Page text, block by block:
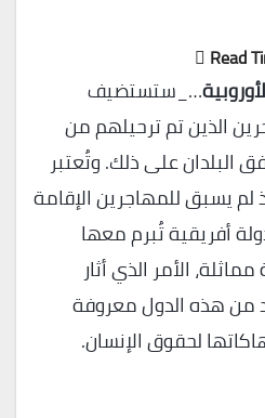
Read
…_ستستضيف
الذين تم ترحيلهم من
البلدان على ذلك. وتُعتبر
لم يسبق للمهاجرين الإقامة
أفريقية تُبرم معها
الأمر الذي أثار
من هذه الدول معروفة
لحقوق الإنسان.